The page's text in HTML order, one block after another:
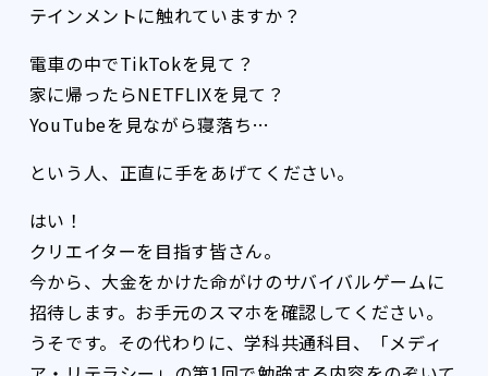
テインメントに触れていますか？
電車の中でTikTokを見て？
家に帰ったらNETFLIXを見て？
YouTubeを見ながら寝落ち…
という人、正直に手をあげてください。
はい！
クリエイターを目指す皆さん。
今から、大金をかけた命がけのサバイバルゲームに
招待します。お手元のスマホを確認してください。
うそです。その代わりに、学科共通科目、「メディ